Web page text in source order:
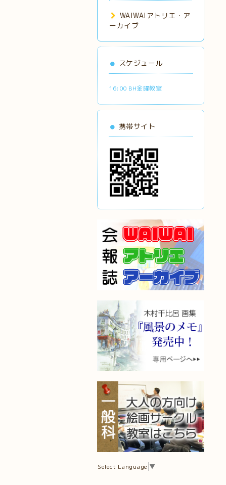
WAIWAIアトリエ・ア
ーカイブ
スケジュール
16:00 BH金曜教室
携帯サイト
Select Language ▼